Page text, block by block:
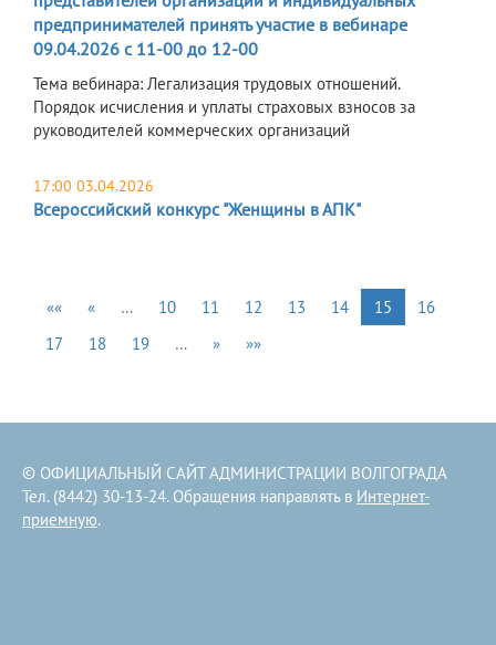
предпринимателей принять участие в вебинаре
09.04.2026 с 11-00 до 12-00
Тема вебинара: Легализация трудовых отношений.
Порядок исчисления и уплаты страховых взносов за
руководителей коммерческих организаций
17:00 03.04.2026
Всероссийский конкурс "Женщины в АПК"
«« « … 10 11 12 13 14 15
16
17
18 19 … » »»
© ОФИЦИАЛЬНЫЙ САЙТ АДМИНИСТРАЦИИ ВОЛГОГРАДА
Тел. (8442) 30-13-24. Обращения направлять в Интернет-
приемную.